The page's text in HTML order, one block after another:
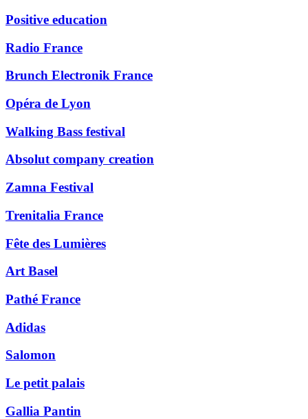
Positive education
Radio France
Brunch Electronik France
Opéra de Lyon
Walking Bass festival
Absolut company creation
Zamna Festival
Trenitalia France
Fête des Lumières
Art Basel
Pathé France
Adidas
Salomon
Le petit palais
Gallia Pantin